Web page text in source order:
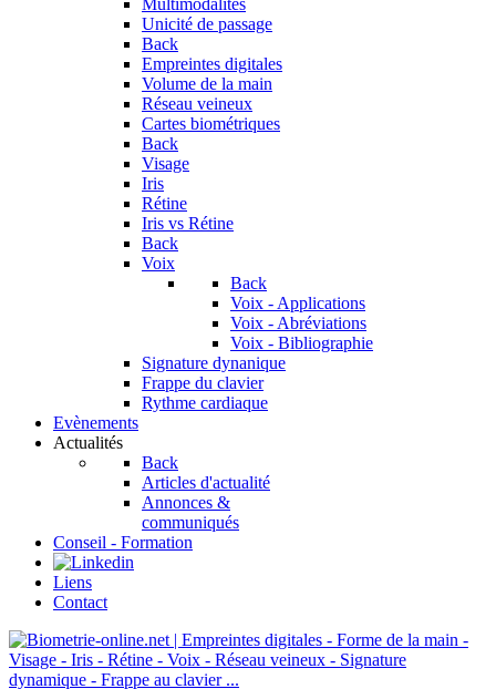
Multimodalités
Unicité de passage
Back
Empreintes digitales
Volume de la main
Réseau veineux
Cartes biométriques
Back
Visage
Iris
Rétine
Iris vs Rétine
Back
Voix
Back
Voix - Applications
Voix - Abréviations
Voix - Bibliographie
Signature dynanique
Frappe du clavier
Rythme cardiaque
Evènements
Actualités
Back
Articles d'actualité
Annonces &
communiqués
Conseil - Formation
Liens
Contact